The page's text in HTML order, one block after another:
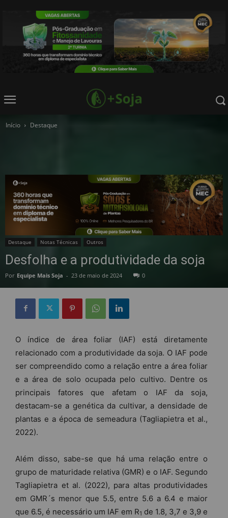
Início Destaque
Destaque Notas Técnicas Outros
Desfolha e a produtividade da soja
Por Equipe Mais Soja - 23 de maio de 2024 0
O índice de área foliar (IAF) está diretamente
relacionado com a produtividade da soja. O IAF pode
ser compreendido como a relação entre a área foliar
e a área de solo ocupada pelo cultivo. Dentre os
principais fatores que afetam o IAF da soja,
destacam-se a genética da cultivar, a densidade de
plantas e a época de semeadura (Tagliapietra et al.,
2022).
Além disso, sabe-se que há uma relação entre o
grupo de maturidade relativa (GMR) e o IAF. Segundo
Tagliapietra et al. (2022), para altas produtividades
em GMR´s menor que 5.5, entre 5.6 a 6.4 e maior
que 6.5, é necessário um IAF em R1 de 1.8, 3,7 e 3,9 e